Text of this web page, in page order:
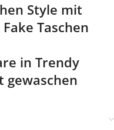
Style mit
Taschen
in Trendy
gewaschen